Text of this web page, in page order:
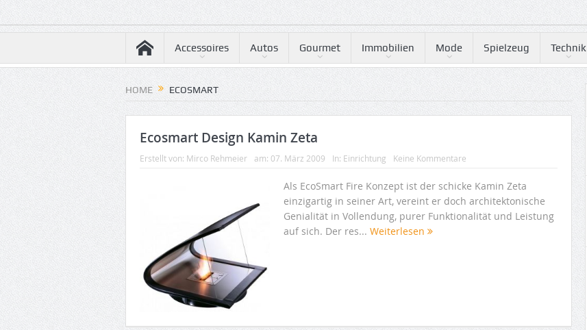
Accessoires Autos Gourmet Immobilien Mode Spielzeug Technik
HOME ECOSMART
Ecosmart Design Kamin Zeta
Erstellt von: Mirco Rehmeier am: 07. März 2009 In: Einrichtung Keine Kommentare
Als EcoSmart Fire Konzept ist der schicke Kamin Zeta
einzigartig in seiner Art, vereint er doch architektonische
Genialität in Vollendung, purer Funktionalität und Leistung
auf sich. Der res... Weiterlesen